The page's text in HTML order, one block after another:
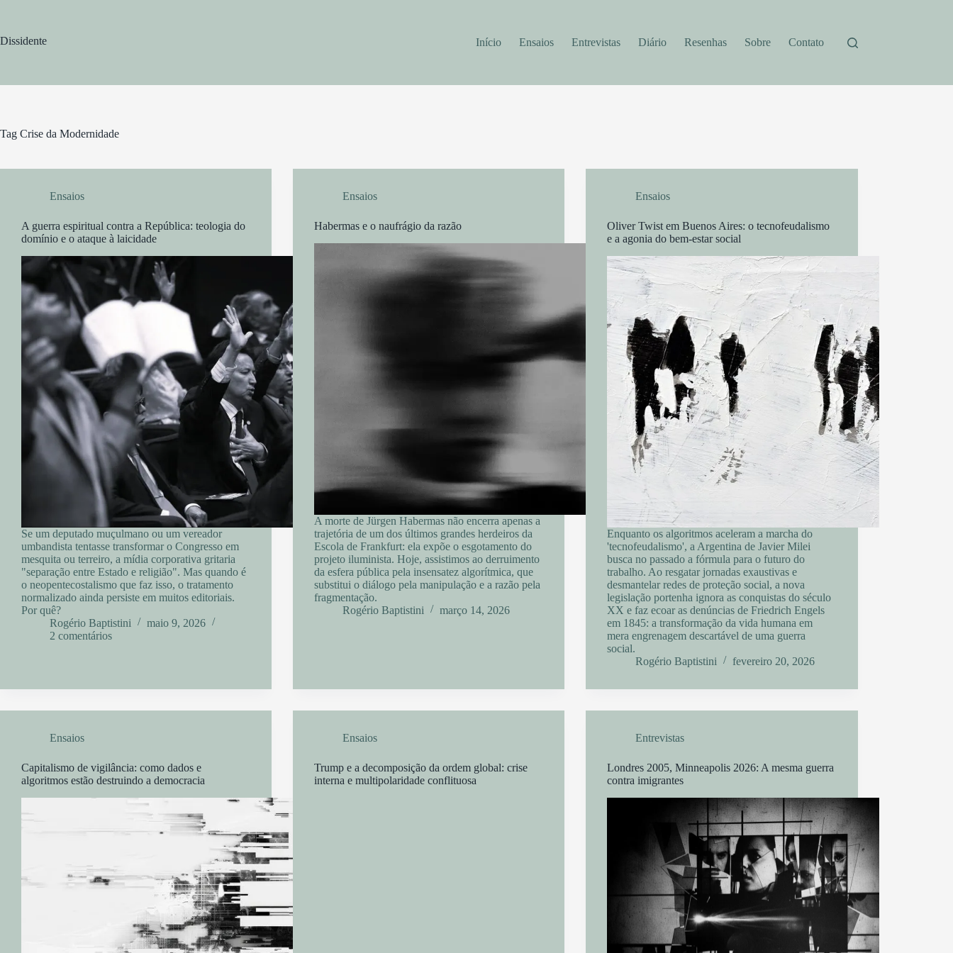
conteúdo
Dissidente Início Ensaios Entrevistas Diário Resenhas Sobre Contato
Tag Crise da Modernidade
Ensaios
A guerra espiritual contra a República: teologia do
domínio e o ataque à laicidade
Se um deputado muçulmano ou um vereador
umbandista tentasse transformar o Congresso em
mesquita ou terreiro, a mídia corporativa gritaria
"separação entre Estado e religião". Mas quando é
o neopentecostalismo que faz isso, o tratamento
normalizado ainda persiste em muitos editoriais.
Por quê?
Rogério Baptistini
maio 9, 2026
2 comentários
Ensaios
Habermas e o naufrágio da razão
A morte de Jürgen Habermas não encerra apenas a
trajetória de um dos últimos grandes herdeiros da
Escola de Frankfurt: ela expõe o esgotamento do
projeto iluminista. Hoje, assistimos ao derruimento
da esfera pública pela insensatez algorítmica, que
substitui o diálogo pela manipulação e a razão pela
fragmentação.
Rogério Baptistini
março 14, 2026
Ensaios
Oliver Twist em Buenos Aires: o tecnofeudalismo
e a agonia do bem-estar social
Enquanto os algoritmos aceleram a marcha do
'tecnofeudalismo', a Argentina de Javier Milei
busca no passado a fórmula para o futuro do
trabalho. Ao resgatar jornadas exaustivas e
desmantelar redes de proteção social, a nova
legislação portenha ignora as conquistas do século
XX e faz ecoar as denúncias de Friedrich Engels
em 1845: a transformação da vida humana em
mera engrenagem descartável de uma guerra
social.
Rogério Baptistini
fevereiro 20, 2026
Ensaios
Capitalismo de vigilância: como dados e
algoritmos estão destruindo a democracia
Ensaios
Trump e a decomposição da ordem global: crise
interna e multipolaridade conflituosa
Entrevistas
Londres 2005, Minneapolis 2026: A mesma guerra
contra imigrantes